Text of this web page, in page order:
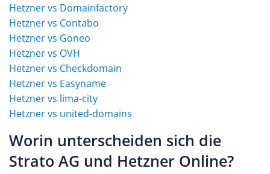
Hetzner vs Domainfactory
Hetzner vs Contabo
Hetzner vs Goneo
Hetzner vs OVH
Hetzner vs Checkdomain
Hetzner vs Easyname
Hetzner vs lima-city
Hetzner vs united-domains
Worin unterscheiden sich die
Strato AG und Hetzner Online?